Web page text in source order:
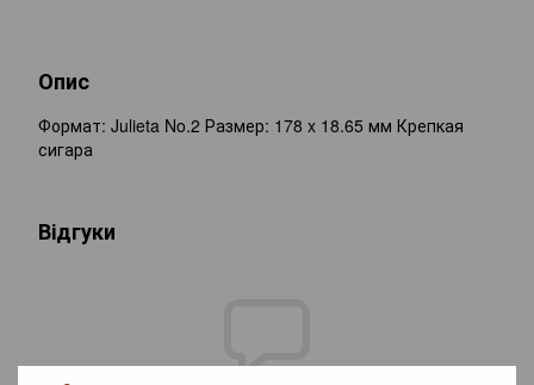
Опис
Формат: Julieta No.2 Размер: 178 x 18.65 мм Крепкая
сигара
Відгуки